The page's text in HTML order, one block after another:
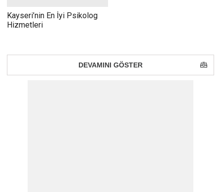
Kayseri’nin En İyi Psikolog
Hizmetleri
DEVAMINI GÖSTER